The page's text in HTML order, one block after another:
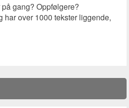
gang? Oppfølgere?
har over 1000 tekster liggende,